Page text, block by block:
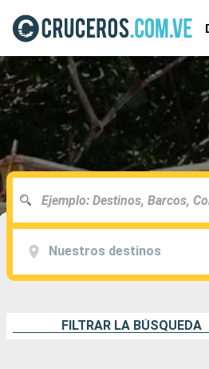
Nuestros destinos
FILTRAR LA BÚSQUEDA